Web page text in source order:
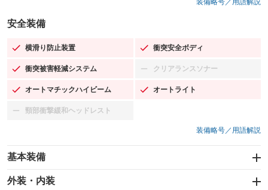
装備略号／用語解説
安全装備
横滑り防止装置
：装備あり 衝突安全ボディ
：装備あり
衝突被害軽減システム
：装備あり クリアランスソナー
：装備なし
オートマチックハイビーム
：装備あり オートライト
：装備あり
頸部衝撃緩和ヘッドレスト
：装備なし
装備略号／用語解説
基本装備
エアバッグ：運転席/助手席
：装備あり
外装・内装